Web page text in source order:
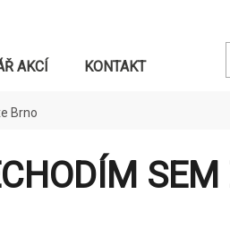
AKCÍ KONTAKT
Brno